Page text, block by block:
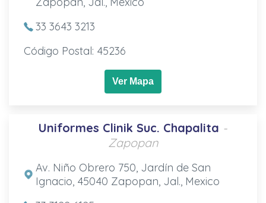
33 3643 3213
Código Postal: 45236
Ver Mapa
Uniformes Clinik Suc. Chapalita -
Zapopan
Av. Niño Obrero 750, Jardín de San
Ignacio, 45040 Zapopan, Jal., Mexico